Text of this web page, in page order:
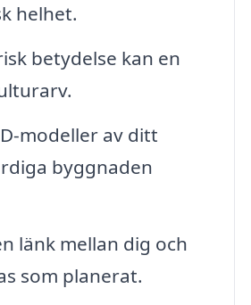
helhet.
betydelse kan en
modeller av ditt
byggnaden
länk mellan dig och
som planerat.